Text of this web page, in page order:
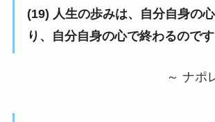
(19) 人生の歩みは、自分自身の
り、自分自身の心で終わるのです
～ ナポ